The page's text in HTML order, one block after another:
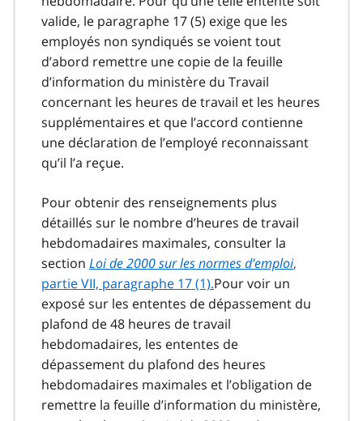
valide, le paragraphe 17 (5) exige que les
employés non syndiqués se voient tout
d’abord remettre une copie de la feuille
d’information du ministère du Travail
concernant les heures de travail et les heures
supplémentaires et que l’accord contienne
une déclaration de l’employé reconnaissant
qu’il l’a reçue.
Pour obtenir des renseignements plus
détaillés sur le nombre d’heures de travail
hebdomadaires maximales, consulter la
section Loi de 2000 sur les normes d’emploi,
partie VII, paragraphe 17 (1).Pour voir un
exposé sur les ententes de dépassement du
plafond de 48 heures de travail
hebdomadaires, les ententes de
dépassement du plafond des heures
hebdomadaires maximales et l’obligation de
remettre la feuille d’information du ministère,